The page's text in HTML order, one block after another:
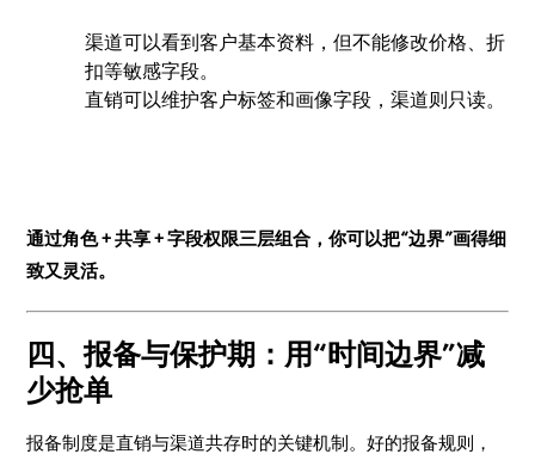
渠道可以看到客户基本资料，但不能修改价格、折
扣等敏感字段。
直销可以维护客户标签和画像字段，渠道则只读。
通过角色 + 共享 + 字段权限三层组合，你可以把“边界”画得细
致又灵活。
四、报备与保护期：用“时间边界”减
少抢单
报备制度是直销与渠道共存时的关键机制。好的报备规则，